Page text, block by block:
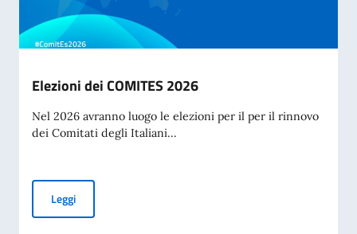
Elezioni dei COMITES 2026
Nel 2026 avranno luogo le elezioni per il per il rinnovo
dei Comitati degli Italiani...
LeggiElezioni dei COMITES 2026